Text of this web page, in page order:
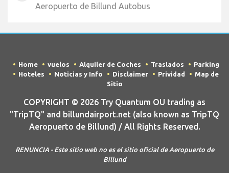
Aeropuerto de Billund Autobus
Home vuelos Alquiler de Coches Traslados
Parking
Hoteles
Noticias y Info Disclaimer Prividad
Map de
Sitio
COPYRIGHT © 2026 Try Quantum OU trading as
"TripTQ" and billundairport.net (also known as TripTQ
Aeropuerto de Billund) / All Rights Reserved.
RENUNCIA - Este sitio web no es el sitio oficial de Aeropuerto de
Billund